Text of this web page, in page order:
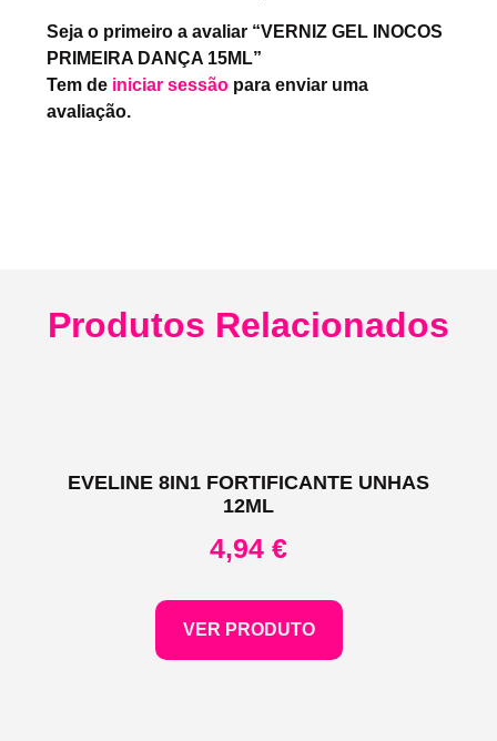
Seja o primeiro a avaliar “VERNIZ GEL INOCOS
PRIMEIRA DANÇA 15ML”
Tem de iniciar sessão para enviar uma
avaliação.
Produtos Relacionados
EVELINE 8IN1 FORTIFICANTE UNHAS
12ML
4,94 €
VER PRODUTO